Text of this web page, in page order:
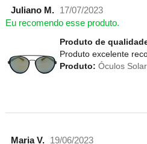
Juliano M.
17/07/2023
Eu recomendo esse produto.
Produto de
Produto excelente
Produto: Óculos
Maria V.
19/06/2023